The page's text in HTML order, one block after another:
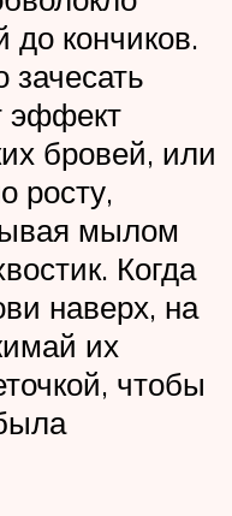
до кончиков.
эффект
бровей, или
росту,
мылом
Когда
наверх, на
их
чтобы